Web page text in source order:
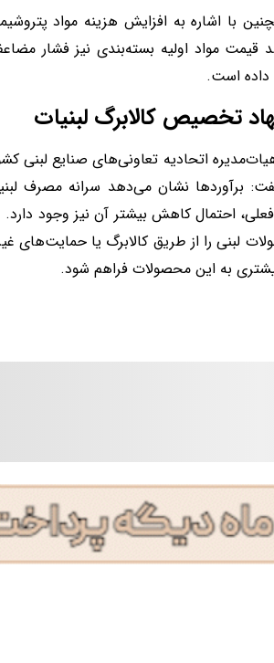
با اشاره به افزایش هزینه مواد
قیمت مواد اولیه بسته‌بندی نیز فشار
داده است.
تخصیص کالابرگ لبنیات
اتحادیه تعاونی‌های صنایع لبنی
احتمال کاهش بیشتر آن نیز وجود
لبنی را از طریق کالابرگ یا حمایت‌های
به این محصولات فراهم شود.